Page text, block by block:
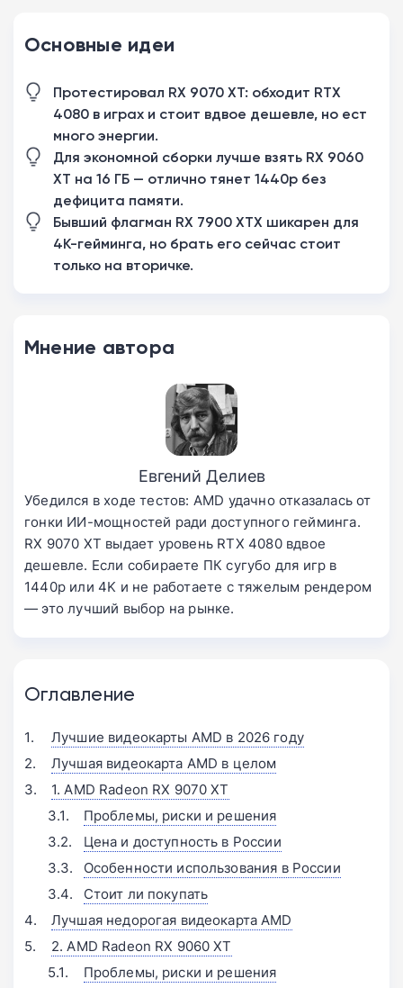
Основные идеи
Протестировал RX 9070 XT: обходит RTX
4080 в играх и стоит вдвое дешевле, но ест
много энергии.
Для экономной сборки лучше взять RX 9060
XT на 16 ГБ — отлично тянет 1440p без
дефицита памяти.
Бывший флагман RX 7900 XTX шикарен для
4K-гейминга, но брать его сейчас стоит
только на вторичке.
Мнение автора
Евгений Делиев
Убедился в ходе тестов: AMD удачно отказалась от
гонки ИИ-мощностей ради доступного гейминга.
RX 9070 XT выдает уровень RTX 4080 вдвое
дешевле. Если собираете ПК сугубо для игр в
1440p или 4K и не работаете с тяжелым рендером
— это лучший выбор на рынке.
Оглавление
Лучшие видеокарты AMD в 2026 году
Лучшая видеокарта AMD в целом
1. AMD Radeon RX 9070 XT
Проблемы, риски и решения
Цена и доступность в России
Особенности использования в России
Стоит ли покупать
Лучшая недорогая видеокарта AMD
2. AMD Radeon RX 9060 XT
Проблемы, риски и решения